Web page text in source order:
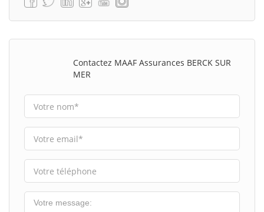
Contactez MAAF Assurances BERCK SUR
MER